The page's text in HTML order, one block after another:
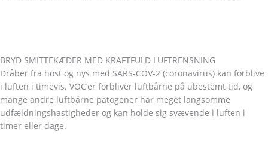
BRYD SMITTEKÆDER MED KRAFTFULD LUFTRENSNING
Dråber fra host og nys med SARS-COV-2 (coronavirus) kan forblive
i luften i timevis. VOC’er forbliver luftbårne på ubestemt tid, og
mange andre luftbårne patogener har meget langsomme
udfældningshastigheder og kan holde sig svævende i luften i
timer eller dage.